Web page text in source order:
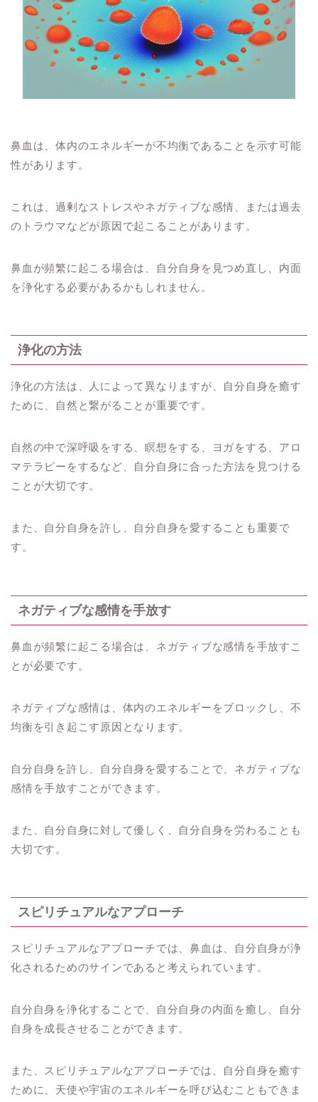
鼻血は、体内のエネルギーが不均衡であることを示す可能
性があります。
これは、過剰なストレスやネガティブな感情、または過去
のトラウマなどが原因で起こることがあります。
鼻血が頻繁に起こる場合は、自分自身を見つめ直し、内面
を浄化する必要があるかもしれません。
浄化の方法
浄化の方法は、人によって異なりますが、自分自身を癒す
ために、自然と繋がることが重要です。
自然の中で深呼吸をする、瞑想をする、ヨガをする、アロ
マテラピーをするなど、自分自身に合った方法を見つける
ことが大切です。
また、自分自身を許し、自分自身を愛することも重要で
す。
ネガティブな感情を手放す
鼻血が頻繁に起こる場合は、ネガティブな感情を手放すこ
とが必要です。
ネガティブな感情は、体内のエネルギーをブロックし、不
均衡を引き起こす原因となります。
自分自身を許し、自分自身を愛することで、ネガティブな
感情を手放すことができます。
また、自分自身に対して優しく、自分自身を労わることも
大切です。
スピリチュアルなアプローチ
スピリチュアルなアプローチでは、鼻血は、自分自身が浄
化されるためのサインであると考えられています。
自分自身を浄化することで、自分自身の内面を癒し、自分
自身を成長させることができます。
また、スピリチュアルなアプローチでは、自分自身を癒す
ために、天使や宇宙のエネルギーを呼び込むこともできま